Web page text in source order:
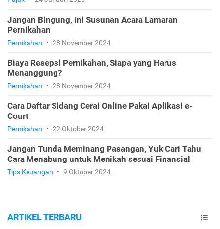
Jangan Bingung, Ini Susunan Acara Lamaran
Pernikahan
Pernikahan • 28 November 2024
Biaya Resepsi Pernikahan, Siapa yang Harus
Menanggung?
Pernikahan • 28 November 2024
Cara Daftar Sidang Cerai Online Pakai Aplikasi e-
Court
Pernikahan • 22 Oktober 2024
Jangan Tunda Meminang Pasangan, Yuk Cari Tahu
Cara Menabung untuk Menikah sesuai Finansial
Tips Keuangan • 9 Oktober 2024
ARTIKEL TERBARU